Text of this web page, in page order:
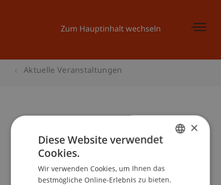
Zum Hauptinhalt wechseln
Aktuelle Veranstaltungen
FinanzPerspektiven - "Betriebliche
Personalvorsorge - Standpunkte,
Herausforderungen und
Perspektiven"
×
Diese Website verwendet
Cookies.
Wir verwenden Cookies, um Ihnen das
bestmögliche Online-Erlebnis zu bieten.